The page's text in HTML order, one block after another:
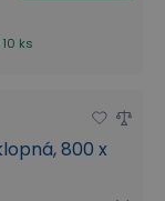
ks
800 x